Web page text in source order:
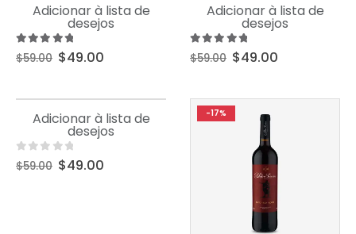
Adicionar à lista de
desejos
Product Short Name
5.00out of 5
$59.00 $49.00
Adicionar à lista de
desejos
Product Short Name
5.00out of 5
$59.00 $49.00
-17%
Adicionar à lista de
desejos
Product Short Name
0out of 5
$59.00 $49.00
-17%